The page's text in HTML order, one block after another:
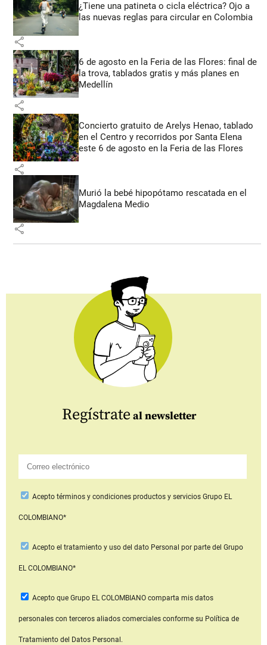
¿Tiene una patineta o cicla eléctrica? Ojo a
las nuevas reglas para circular en Colombia
share
6 de agosto en la Feria de las Flores: final de
la trova, tablados gratis y más planes en
Medellín
share
Concierto gratuito de Arelys Henao, tablado
en el Centro y recorridos por Santa Elena
este 6 de agosto en la Feria de las Flores
share
Murió la bebé hipopótamo rescatada en el
Magdalena Medio
share
Regístrate al newsletter
Aceptotérminos y condiciones productos y serviciosGrupo EL
COLOMBIANO*
Acepto el tratamiento y uso del dato Personal por parte del Grupo
EL COLOMBIANO*
Acepto que Grupo EL COLOMBIANOcomparta mis datos
personales con terceros aliados comerciales conforme su Política de
Tratamiento del Datos Personal.